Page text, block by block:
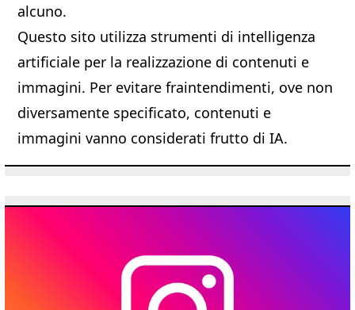
alcuno.
Questo sito utilizza strumenti di intelligenza
artificiale per la realizzazione di contenuti e
immagini. Per evitare fraintendimenti, ove non
diversamente specificato, contenuti e
immagini vanno considerati frutto di IA.